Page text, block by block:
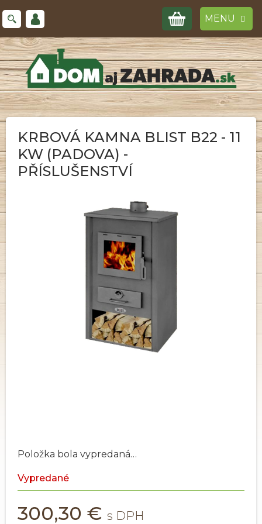
na
obsah
NÁKUPNÝ
KRBOVÁ KAMNA BLIST B22 - 11
KW (PADOVA) -
PŘÍSLUŠENSTVÍ
Vypredané
300,30 €
Položka bola vypredaná…